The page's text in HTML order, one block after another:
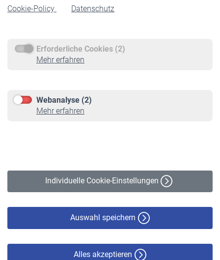
Cookie-Policy
Datenschutz
Erforderliche Cookies (2)
Mehr erfahren
Webanalyse (2)
Mehr erfahren
Individuelle Cookie-Einstellungen
Auswahl speichern
Alles akzeptieren
Rente beantragen
Service
Informationen
Online-Rechner
VBLnewsletter
Erklärung zur Barrierefreiheit